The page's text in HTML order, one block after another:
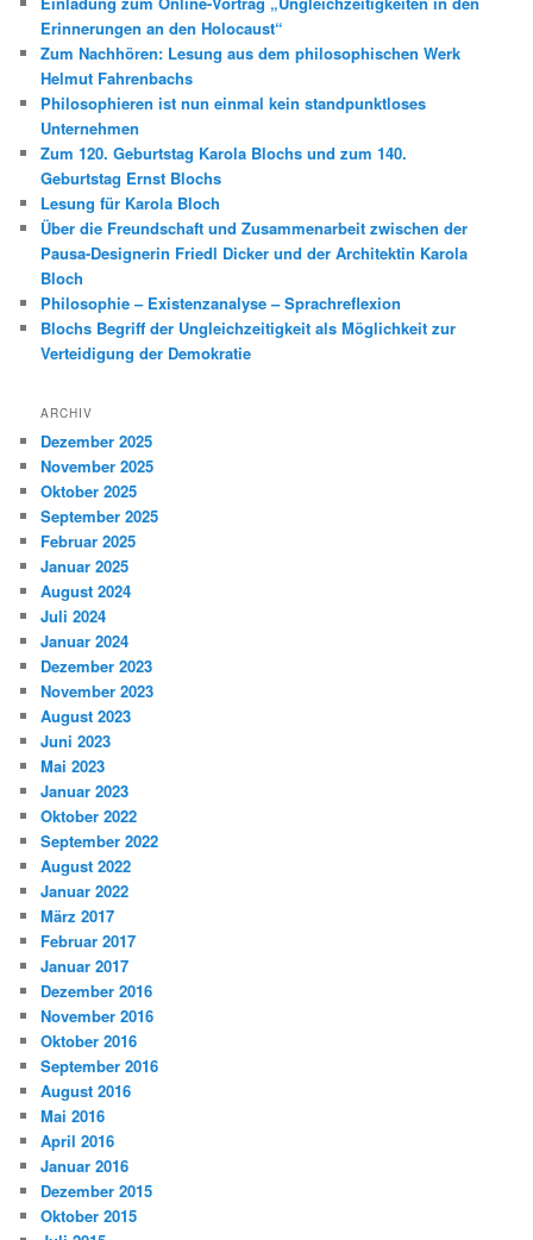
Erinnerungen an den Holocaust“
Zum Nachhören: Lesung aus dem philosophischen Werk
Helmut Fahrenbachs
Philosophieren ist nun einmal kein standpunktloses
Unternehmen
Zum 120. Geburtstag Karola Blochs und zum 140.
Geburtstag Ernst Blochs
Lesung für Karola Bloch
Über die Freundschaft und Zusammenarbeit zwischen der
Pausa-Designerin Friedl Dicker und der Architektin Karola
Bloch
Philosophie – Existenzanalyse – Sprachreflexion
Blochs Begriff der Ungleichzeitigkeit als Möglichkeit zur
Verteidigung der Demokratie
ARCHIV
Dezember 2025
November 2025
Oktober 2025
September 2025
Februar 2025
Januar 2025
August 2024
Juli 2024
Januar 2024
Dezember 2023
November 2023
August 2023
Juni 2023
Mai 2023
Januar 2023
Oktober 2022
September 2022
August 2022
Januar 2022
März 2017
Februar 2017
Januar 2017
Dezember 2016
November 2016
Oktober 2016
September 2016
August 2016
Mai 2016
April 2016
Januar 2016
Dezember 2015
Oktober 2015